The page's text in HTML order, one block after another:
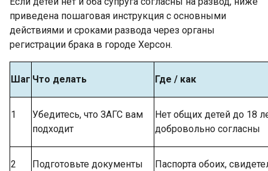
приведена пошаговая инструкция с основными
действиями и сроками развода через органы
регистрации брака в городе Херсон.
Шаг Что делать Где / как
1
Убедитесь, что ЗАГС вам
подходит
Нет общих детей до 18
добровольно согласны
2 Подготовьте документы
Паспорта обоих,